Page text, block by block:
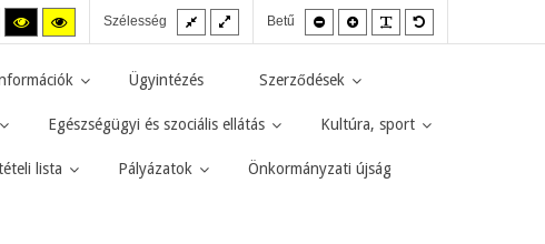
Magas
kontraszt
mód.
Magas
kontraszt
mód.
Szélesség
Fix
elrendezés
Széles
elrendezés
Betű
Kisebb
betűméret
Nagyobb
betűméret
Ügyintézés Szerződések
Egészségügyi és szociális ellátás Kultúra, sport
lista Pályázatok Önkormányzati újság